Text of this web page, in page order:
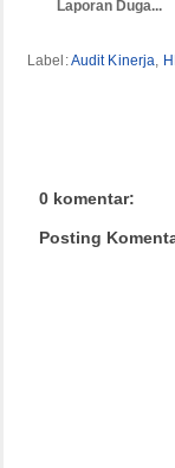
Laporan Duga...
Label:Audit Kinerja
0 komentar:
Posting